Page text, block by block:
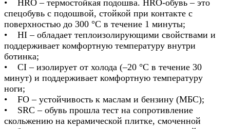
• HRO – термостойкая подошва. HRO-обувь – это
спецобувь с подошвой, стойкой при контакте с
поверхностью до 300 °С в течение 1 минуты;
• HI – обладает теплоизолирующими свойствами и
поддерживает комфортную температуру внутри
ботинка;
• СI – изолирует от холода (–20 °С в течение 30
минут) и поддерживает комфортную температуру
ноги;
• FO – устойчивость к маслам и бензину (МБС);
• SRC – обувь прошла тест на сопротивление
скольжению на керамической плитке, смоченной